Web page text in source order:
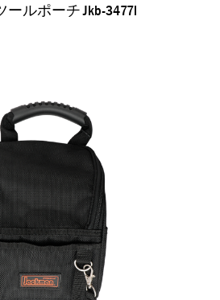
ールポーチ Jkb-3477l